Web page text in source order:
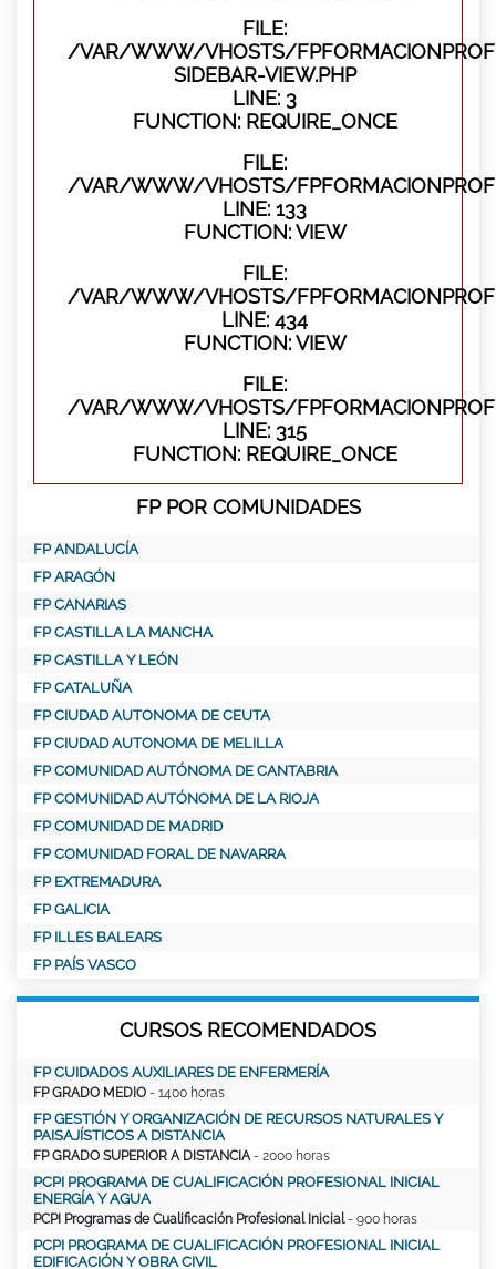
FILE:
/VAR/WWW/VHOSTS/
SIDEBAR-VIEW.PHP
LINE: 3
FUNCTION: REQUIRE_ONCE
FILE:
/VAR/WWW/VHOSTS/
LINE: 133
FUNCTION: VIEW
FILE:
/VAR/WWW/VHOSTS/
LINE: 434
FUNCTION: VIEW
FILE:
/VAR/WWW/VHOSTS/
LINE: 315
FUNCTION: REQUIRE_ONCE
FP POR COMUNIDADES
FP ANDALUCÍA
FP ARAGÓN
FP CANARIAS
FP CASTILLA LA MANCHA
FP CASTILLA Y LEÓN
FP CATALUÑA
FP CIUDAD AUTONOMA DE CEUTA
FP CIUDAD AUTONOMA DE MELILLA
FP COMUNIDAD AUTÓNOMA DE CANTABRIA
FP COMUNIDAD AUTÓNOMA DE LA RIOJA
FP COMUNIDAD DE MADRID
FP COMUNIDAD FORAL DE NAVARRA
FP EXTREMADURA
FP GALICIA
FP ILLES BALEARS
FP PAÍS VASCO
CURSOS RECOMENDADOS
FP CUIDADOS AUXILIARES DE ENFERMERÍA
FP GRADO MEDIO - 1400 horas
FP GESTIÓN Y ORGANIZACIÓN DE RECURSOS NATURALES Y
PAISAJÍSTICOS A DISTANCIA
FP GRADO SUPERIOR A DISTANCIA - 2000 horas
PCPI PROGRAMA DE CUALIFICACIÓN PROFESIONAL INICIAL
ENERGÍA Y AGUA
PCPI Programas de Cualificación Profesional Inicial- 900 horas
PCPI PROGRAMA DE CUALIFICACIÓN PROFESIONAL INICIAL
EDIFICACIÓN Y OBRA CIVIL